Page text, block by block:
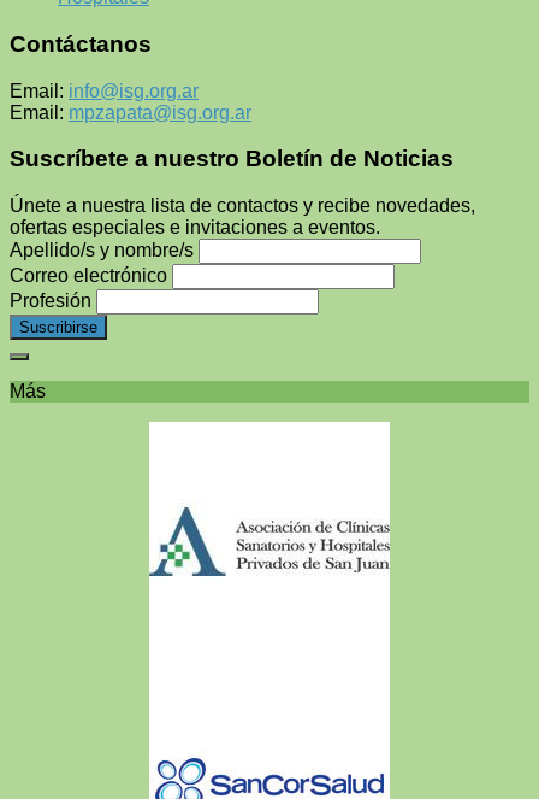
Contáctanos
Email: info@isg.org.ar
Email: mpzapata@isg.org.ar
Suscríbete a nuestro Boletín de Noticias
Únete a nuestra lista de contactos y recibe novedades,
ofertas especiales e invitaciones a eventos.
Apellido/s y nombre/s
Correo electrónico
Profesión
Más